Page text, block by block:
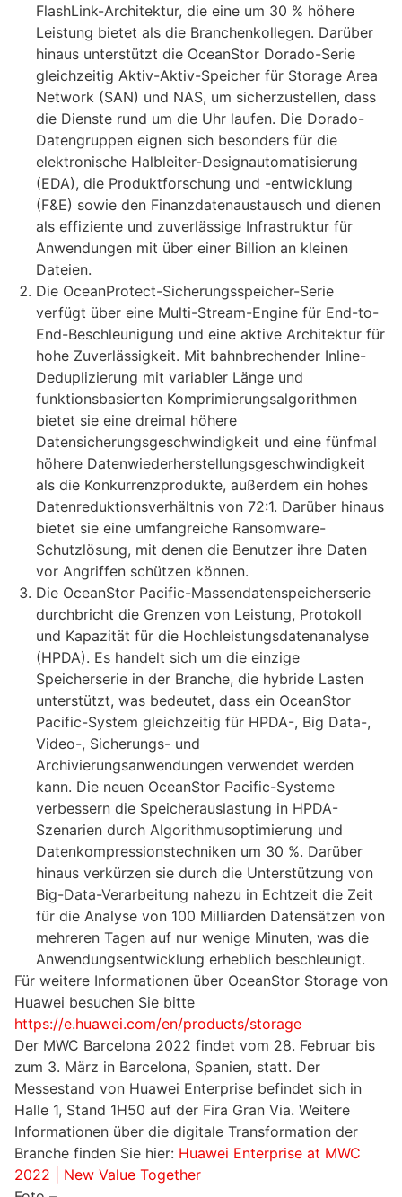
FlashLink-Architektur, die eine um 30 % höhere
Leistung bietet als die Branchenkollegen. Darüber
hinaus unterstützt die OceanStor Dorado-Serie
gleichzeitig Aktiv-Aktiv-Speicher für Storage Area
Network (SAN) und NAS, um sicherzustellen, dass
die Dienste rund um die Uhr laufen. Die Dorado-
Datengruppen eignen sich besonders für die
elektronische Halbleiter-Designautomatisierung
(EDA), die Produktforschung und -entwicklung
(F&E) sowie den Finanzdatenaustausch und dienen
als effiziente und zuverlässige Infrastruktur für
Anwendungen mit über einer Billion an kleinen
Dateien.
Die OceanProtect-Sicherungsspeicher-Serie
verfügt über eine Multi-Stream-Engine für End-to-
End-Beschleunigung und eine aktive Architektur für
hohe Zuverlässigkeit. Mit bahnbrechender Inline-
Deduplizierung mit variabler Länge und
funktionsbasierten Komprimierungsalgorithmen
bietet sie eine dreimal höhere
Datensicherungsgeschwindigkeit und eine fünfmal
höhere Datenwiederherstellungsgeschwindigkeit
als die Konkurrenzprodukte, außerdem ein hohes
Datenreduktionsverhältnis von 72:1. Darüber hinaus
bietet sie eine umfangreiche Ransomware-
Schutzlösung, mit denen die Benutzer ihre Daten
vor Angriffen schützen können.
Die OceanStor Pacific-Massendatenspeicherserie
durchbricht die Grenzen von Leistung, Protokoll
und Kapazität für die Hochleistungsdatenanalyse
(HPDA). Es handelt sich um die einzige
Speicherserie in der Branche, die hybride Lasten
unterstützt, was bedeutet, dass ein OceanStor
Pacific-System gleichzeitig für HPDA-, Big Data-,
Video-, Sicherungs- und
Archivierungsanwendungen verwendet werden
kann. Die neuen OceanStor Pacific-Systeme
verbessern die Speicherauslastung in HPDA-
Szenarien durch Algorithmusoptimierung und
Datenkompressionstechniken um 30 %. Darüber
hinaus verkürzen sie durch die Unterstützung von
Big-Data-Verarbeitung nahezu in Echtzeit die Zeit
für die Analyse von 100 Milliarden Datensätzen von
mehreren Tagen auf nur wenige Minuten, was die
Anwendungsentwicklung erheblich beschleunigt.
Für weitere Informationen über OceanStor Storage von
Huawei besuchen Sie bitte
https://e.huawei.com/en/products/storage
Der MWC Barcelona 2022 findet vom 28. Februar bis
zum 3. März in Barcelona, Spanien, statt. Der
Messestand von Huawei Enterprise befindet sich in
Halle 1, Stand 1H50 auf der Fira Gran Via. Weitere
Informationen über die digitale Transformation der
Branche finden Sie hier: Huawei Enterprise at MWC
2022 | New Value Together